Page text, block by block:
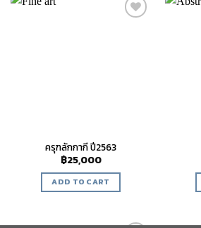
ครุฑลักกากี ปี2563
฿25,000
ADD TO CART